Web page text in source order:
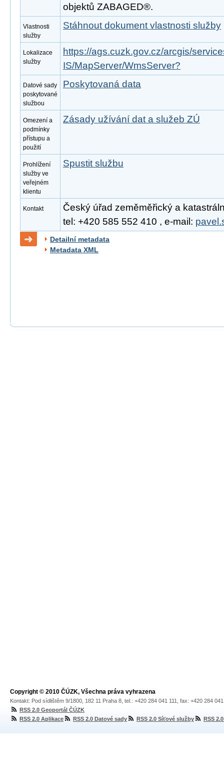
objektů ZABAGED®.
Vlastnosti
služby
Stáhnout dokument vlastnosti služby
Lokalizace
služby
https://ags.cuzk.gov.cz/arcgis/
IS/MapServer/WmsServer?
Datové sady
poskytované
službou
Poskytovaná data
Omezení a
podmínky
přístupu a
použití
Zásady užívání dat a služeb ZÚ
Prohlížení
služby ve
veřejném
klientu
Spustit službu
Kontakt
Český úřad zeměměřický a
tel: +420 585 552 410 , e-mail:
Detailní metadata
Metadata XML
Copyright © 2010 ČÚZK, Všechna práva vyhrazena
Kontakt: Pod sídlištěm 9/1800, 182 11 Praha 8, tel.: +420 284 041 111, fax: +420 284
RSS 2.0 Geoportál ČÚZK
RSS 2.0 Aplikace
RSS 2.0 Datové sady RSS 2.0 Síťové služby RSS